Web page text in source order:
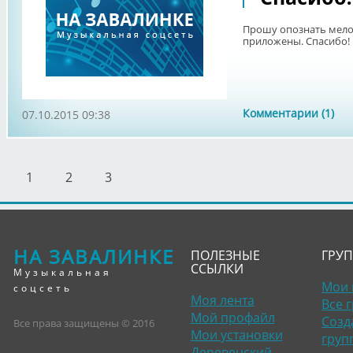
Прошу опознать
приложены. Спасибо!
Комментарии (1)
07.10.2015 09:38
1 2 3
НА ЗАВАЛИНКЕ
Музыкальная
соцсеть
Все права защищены © 2016
ПОЛЕЗНЫЕ
ССЫЛКИ
Моя лента
Мой профайл
Мои установки
Мои
Все